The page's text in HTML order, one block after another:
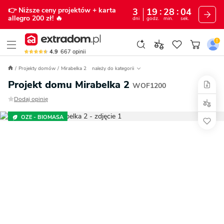
👉 Niższe ceny projektów + karta
allegro 200 zł! 🔥
3
dni
19
godz.
28
min.
03
sek.
4.9 667 opinii
Projekty domów Mirabelka 2 należy do kategorii
Projekt domu Mirabelka 2 WOF1200
Dodaj opinię
OZE - BIOMASA